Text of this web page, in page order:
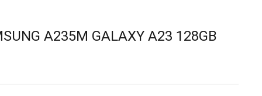
A235M GALAXY A23 128GB